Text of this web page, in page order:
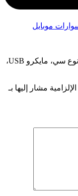
موبايل
Be the first to reمشاهدة “او تي جي 3 في 1، نوع سي، مايكرو USB،
مشار إليها بـ